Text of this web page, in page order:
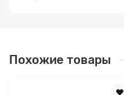
Похожие товары